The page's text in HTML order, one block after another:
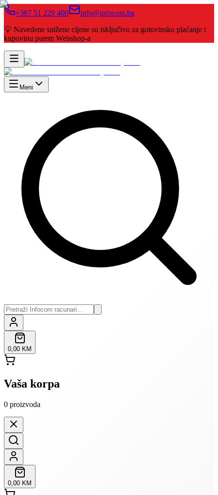
+387 51 229 400
info@infocom.ba
💡 Navedene snižene cijene su isključivo za gotovinsko plaćanje i
kupovinu putem Webshop-a
Meni
0,00 KM
Vaša korpa
0 proizvoda
0,00 KM